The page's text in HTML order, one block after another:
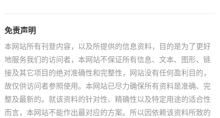
免责声明
本网站所有刊登内容，以及所提供的信息资料，目的是为了更好
地服务我们的访问者，本网站不保证所有信息、文本、图形、链
接及其它项目的绝对准确性和完整性，网站没有任何盈利目的，
故仅供访问者参照使用。本网站已尽力确保所有资料是准确、完
整及最新的。就该资料的针对性、精确性以及特定用途的适合性
而言，本网站不能作出最对应的方案。所以因依赖该资料所致的